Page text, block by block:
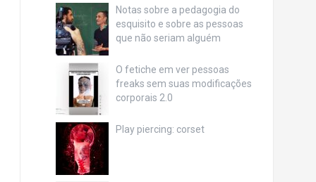
Notas sobre a pedagogia do
esquisito e sobre as pessoas
que não seriam alguém
O fetiche em ver pessoas
freaks sem suas modificações
corporais 2.0
Play piercing: corset